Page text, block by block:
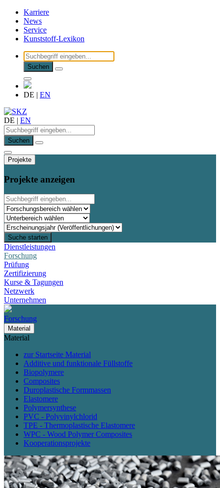
Karriere
News
Service
Kunststoff-Lexikon
Suchen
DE | EN
DE | EN
Suchen
Projekte
Projekte anzeigen
Suche starten
Dienstleistungen
Forschung
Prüfung
Zertifizierung
Kurse & Tagungen
Netzwerk
Unternehmen
Forschung
Material
Material
zur Startseite Material
Additive und funktionale Füllstoffe
Biopolymere
Composites
Duroplastische Formmassen
Elastomere
Polymersynthese
PVC - Polyvinylchlorid
TPE - Thermoplastische Elastomere
WPC - Wood Polymer Composites
Kooperationsprojekte